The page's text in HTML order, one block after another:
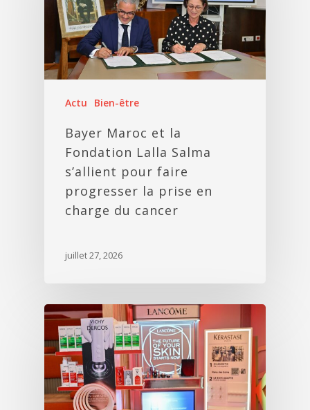
Actu Bien-être
Bayer Maroc et la
Fondation Lalla Salma
s’allient pour faire
progresser la prise en
charge du cancer
juillet 27, 2026